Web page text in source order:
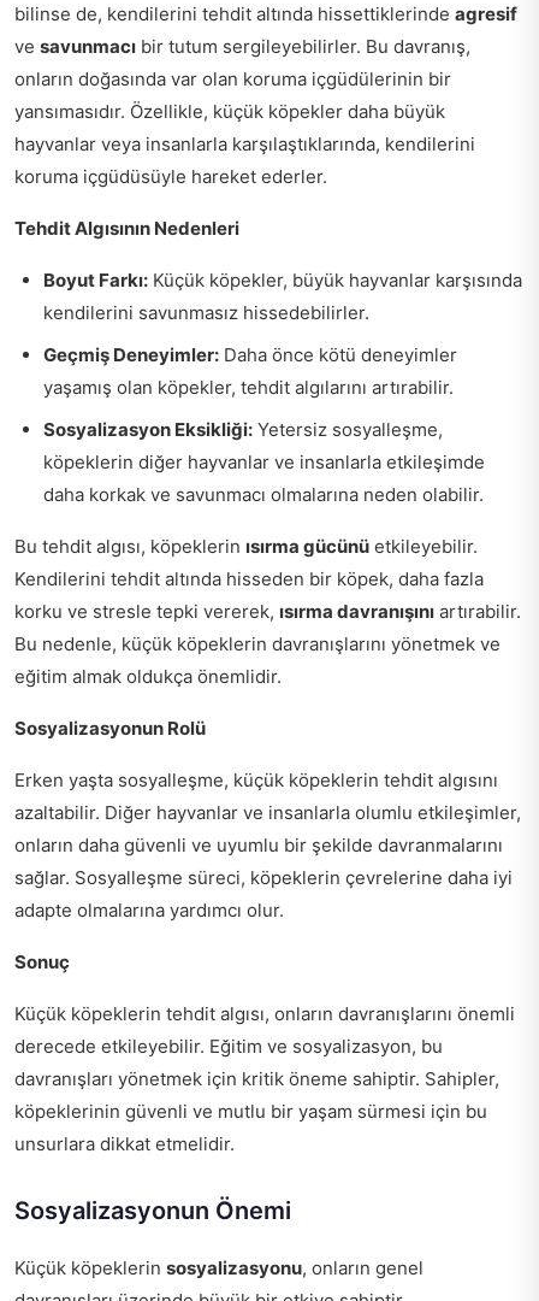
bilinse de, kendilerini tehdit altında hissettiklerinde agresif
ve savunmacı bir tutum sergileyebilirler. Bu davranış,
onların doğasında var olan koruma içgüdülerinin bir
yansımasıdır. Özellikle, küçük köpekler daha büyük
hayvanlar veya insanlarla karşılaştıklarında, kendilerini
koruma içgüdüsüyle hareket ederler.
Tehdit Algısının Nedenleri
Boyut Farkı: Küçük köpekler, büyük hayvanlar karşısında
kendilerini savunmasız hissedebilirler.
Geçmiş Deneyimler: Daha önce kötü deneyimler
yaşamış olan köpekler, tehdit algılarını artırabilir.
Sosyalizasyon Eksikliği: Yetersiz sosyalleşme,
köpeklerin diğer hayvanlar ve insanlarla etkileşimde
daha korkak ve savunmacı olmalarına neden olabilir.
Bu tehdit algısı, köpeklerin ısırma gücünü etkileyebilir.
Kendilerini tehdit altında hisseden bir köpek, daha fazla
korku ve stresle tepki vererek, ısırma davranışını artırabilir.
Bu nedenle, küçük köpeklerin davranışlarını yönetmek ve
eğitim almak oldukça önemlidir.
Sosyalizasyonun Rolü
Erken yaşta sosyalleşme, küçük köpeklerin tehdit algısını
azaltabilir. Diğer hayvanlar ve insanlarla olumlu etkileşimler,
onların daha güvenli ve uyumlu bir şekilde davranmalarını
sağlar. Sosyalleşme süreci, köpeklerin çevrelerine daha iyi
adapte olmalarına yardımcı olur.
Sonuç
Küçük köpeklerin tehdit algısı, onların davranışlarını önemli
derecede etkileyebilir. Eğitim ve sosyalizasyon, bu
davranışları yönetmek için kritik öneme sahiptir. Sahipler,
köpeklerinin güvenli ve mutlu bir yaşam sürmesi için bu
unsurlara dikkat etmelidir.
Sosyalizasyonun Önemi
Küçük köpeklerin sosyalizasyonu, onların genel